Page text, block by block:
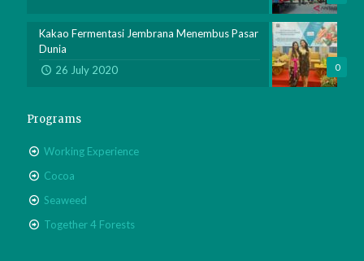
0
Kakao Fermentasi Jembrana Menembus Pasar
Dunia
26 July 2020
Programs
Working Experience
Cocoa
Seaweed
Together 4 Forests